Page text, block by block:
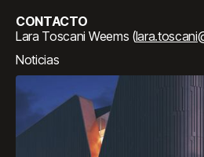
CONTACTO
Lara Toscani Weems (
Noticias